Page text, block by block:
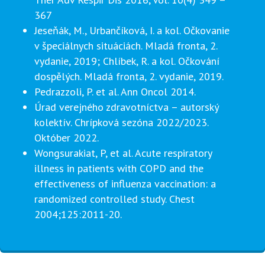
367
Jeseňák, M., Urbančíková, I. a kol. Očkovanie
v špeciálnych situáciách. Mladá fronta, 2.
vydanie, 2019; Chlíbek, R. a kol. Očkování
dospělých. Mladá fronta, 2. vydanie, 2019.
Pedrazzoli, P. et al. Ann Oncol 2014.
Úrad verejného zdravotníctva – autorský
kolektív. Chrípková sezóna 2022/2023.
Október 2022.
Wongsurakiat, P, et al. Acute respiratory
illness in patients with COPD and the
effectiveness of influenza vaccination: a
randomized controlled study. Chest
2004;125:2011-20.